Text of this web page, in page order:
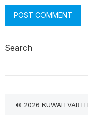
Search
© 2026